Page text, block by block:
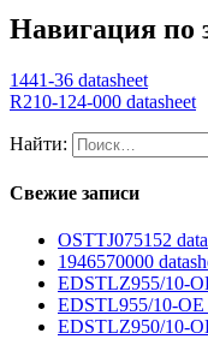
Навигация по
1441-36 datasheet
R210-124-000 datasheet
Найти:
Свежие записи
OSTTJ075152
1946570000
EDSTLZ955/10-
EDSTL955/10-OE
EDSTLZ950/10-